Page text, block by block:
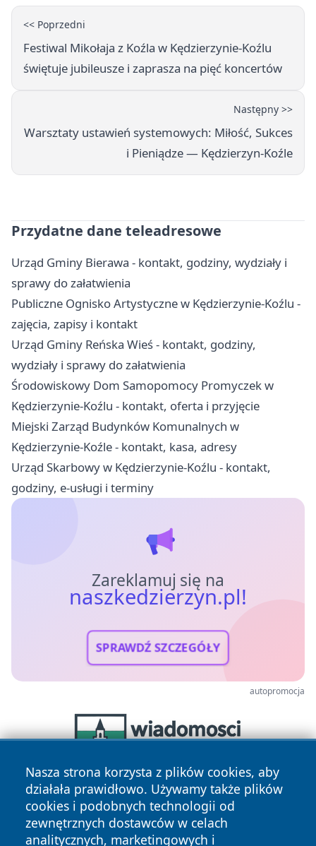
<< Poprzedni
Festiwal Mikołaja z Koźla w Kędzierzynie-Koźlu
świętuje jubileusze i zaprasza na pięć koncertów
Następny >>
Warsztaty ustawień systemowych: Miłość, Sukces
i Pieniądze — Kędzierzyn-Koźle
Przydatne dane teleadresowe
Urząd Gminy Bierawa - kontakt, godziny, wydziały i
sprawy do załatwienia
Publiczne Ognisko Artystyczne w Kędzierzynie-Koźlu -
zajęcia, zapisy i kontakt
Urząd Gminy Reńska Wieś - kontakt, godziny,
wydziały i sprawy do załatwienia
Środowiskowy Dom Samopomocy Promyczek w
Kędzierzynie-Koźlu - kontakt, oferta i przyjęcie
Miejski Zarząd Budynków Komunalnych w
Kędzierzynie-Koźle - kontakt, kasa, adresy
Urząd Skarbowy w Kędzierzynie-Koźlu - kontakt,
godziny, e-usługi i terminy
Zareklamuj się na
naszkedzierzyn.pl!
SPRAWDŹ SZCZEGÓŁY
autopromocja
Nasza strona korzysta z plików cookies, aby
działała prawidłowo. Używamy także plików
cookies i podobnych technologii od
zewnętrznych dostawców w celach
analitycznych, marketingowych i